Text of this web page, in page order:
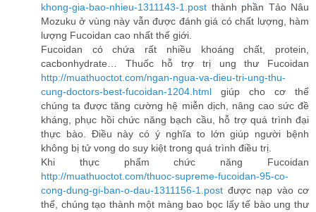
khong-gia-bao-nhieu-1311143-1.post thành phần Tảo Nâu
Mozuku ở vùng này vẫn được đánh giá có chất lượng, hàm
lượng Fucoidan cao nhất thế giới.
Fucoidan có chứa rất nhiều khoáng chất, protein,
cacbonhydrate… Thuốc hỗ trợ trị ung thư Fucoidan
http://muathuoctot.com/ngan-ngua-va-dieu-tri-ung-thu-
cung-doctors-best-fucoidan-1204.html giúp cho cơ thể
chúng ta được tăng cường hệ miễn dịch, nâng cao sức đề
kháng, phục hồi chức năng bạch cầu, hỗ trợ quá trình đại
thực bào. Điều này có ý nghĩa to lớn giúp người bệnh
không bị tử vong do suy kiệt trong quá trình điều trị.
Khi thực phẩm chức năng Fucoidan
http://muathuoctot.com/thuoc-supreme-fucoidan-95-co-
cong-dung-gi-ban-o-dau-1311156-1.post được nạp vào cơ
thể, chúng tạo thành một màng bao bọc lấy tế bào ung thư